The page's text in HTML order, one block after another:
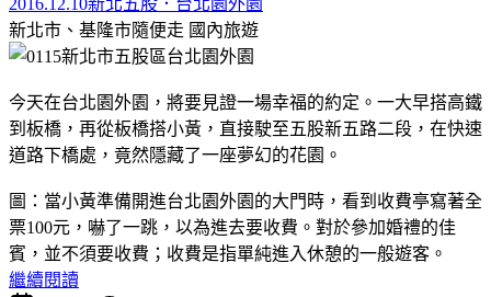
新北市、基隆市隨便走 國內旅遊
今天在台北園外園，將要見證一場幸福的約定。一大早搭高鐵
到板橋，再從板橋搭小黃，直接駛至五股新五路二段，在快速
道路下橋處，竟然隱藏了一座夢幻的花園。
圖：當小黃準備開進台北園外園的大門時，看到收費亭寫著全
票100元，嚇了一跳，以為進去要收費。對於參加婚禮的佳
賓，並不須要收費；收費是指單純進入休憩的一般遊客。
繼續閱讀